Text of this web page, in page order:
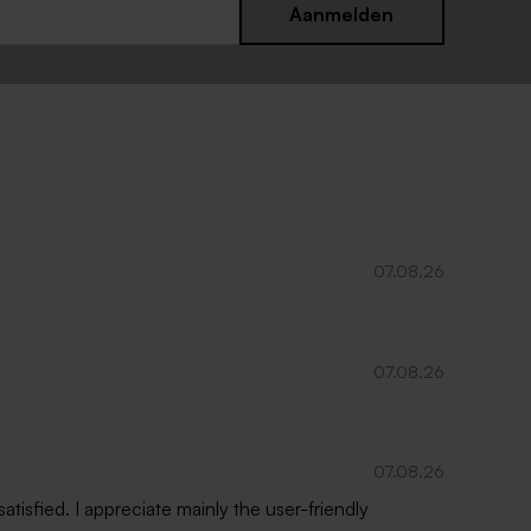
Aanmelden
07.08.26
07.08.26
07.08.26
I appreciate mainly the user-friendly